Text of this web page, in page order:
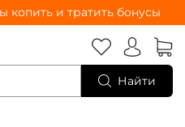
копить и тратить бонусы
Найти